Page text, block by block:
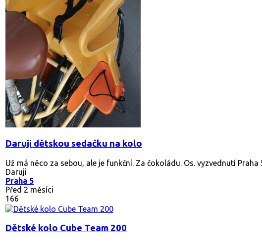
Daruji dětskou sedačku na kolo
Už má něco za sebou, ale je funkční. Za čokoládu. Os. vyzvednutí Praha
Daruji
Praha 5
Před 2 měsíci
166
Dětské kolo Cube Team 200